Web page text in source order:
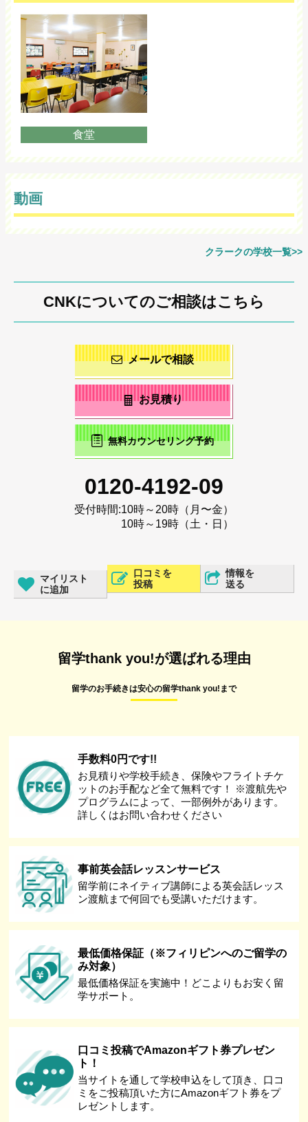
食堂
動画
クラークの学校一覧>>
CNKについてのご相談はこちら
メールで相談
お見積り
無料カウンセリング予約
0120-4192-09
受付時間:10時～20時（月〜金）
10時～19時（土・日）
マイリスト
に追加
口コミを
投稿
情報を
送る
留学thank you!が選ばれる理由
留学のお手続きは安心の留学thank you!まで
手数料0円です!!
お見積りや学校手続き、保険やフライトチケ
ットのお手配など全て無料です！ ※渡航先や
プログラムによって、一部例外があります。
詳しくはお問い合わせください
事前英会話レッスンサービス
留学前にネイティブ講師による英会話レッス
ン渡航まで何回でも受講いただけます。
最低価格保証（※フィリピンへのご留学の
み対象）
最低価格保証を実施中！どこよりもお安く留
学サポート。
口コミ投稿でAmazonギフト券プレゼン
ト！
当サイトを通して学校申込をして頂き、口コ
ミをご投稿頂いた方にAmazonギフト券をプ
レゼントします。